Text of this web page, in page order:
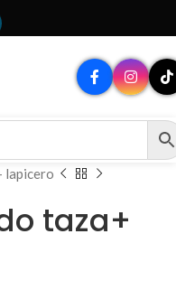
lapicero
taza+